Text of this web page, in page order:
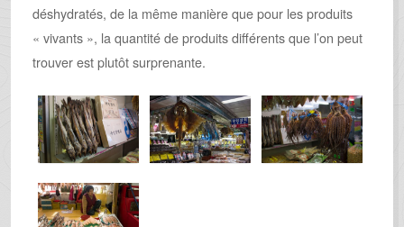
déshydratés, de la même manière que pour les produits
« vivants », la quantité de produits différents que l’on peut
trouver est plutôt surprenante.